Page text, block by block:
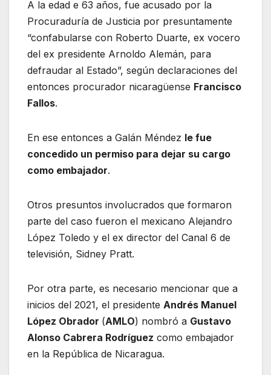
A la edad e 63 años, fue acusado por la
Procuraduría de Justicia por presuntamente
“confabularse con Roberto Duarte, ex vocero
del ex presidente Arnoldo Alemán, para
defraudar al Estado”, según declaraciones del
entonces procurador nicaragüense Francisco
Fallos.
En ese entonces a Galán Méndez le fue
concedido un permiso para dejar su cargo
como embajador.
Otros presuntos involucrados que formaron
parte del caso fueron el mexicano Alejandro
López Toledo y el ex director del Canal 6 de
televisión, Sidney Pratt.
Por otra parte, es necesario mencionar que a
inicios del 2021, el presidente Andrés Manuel
López Obrador (AMLO) nombró a Gustavo
Alonso Cabrera Rodríguez como embajador
en la República de Nicaragua.